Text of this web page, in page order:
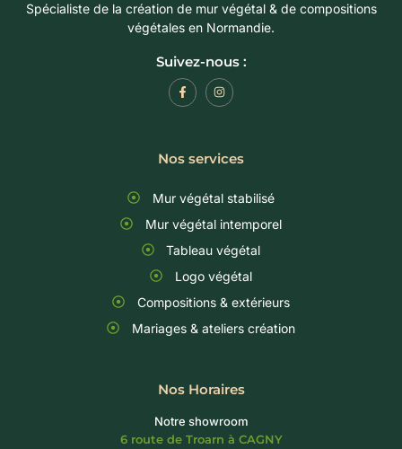
Spécialiste de la création de mur végétal & de compositions
végétales en Normandie.
Suivez-nous :
Nos services
Mur végétal stabilisé
Mur végétal intemporel
Tableau végétal
Logo végétal
Compositions & extérieurs
Mariages & ateliers création
Nos Horaires
Notre showroom
6 route de Troarn à CAGNY